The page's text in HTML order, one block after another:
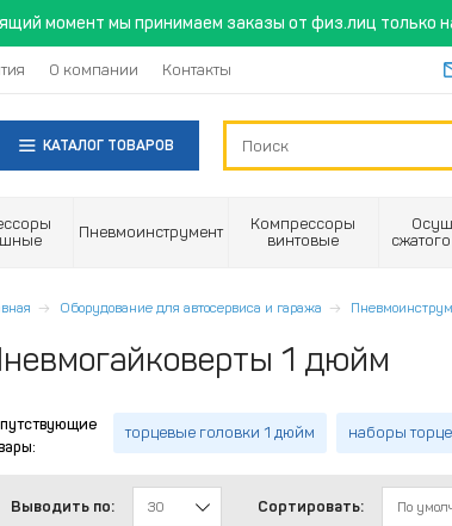
момент мы принимаем заказы от физ.лиц только
О компании Контакты
КАТАЛОГ ТОВАРОВ
Пневмоинструмент
Компрессоры
винтовые
Оборудование для автосервиса и гаража
1 дюйм
торцевые головки 1 дюйм наборы
Выводить по: 30 Сортировать: По